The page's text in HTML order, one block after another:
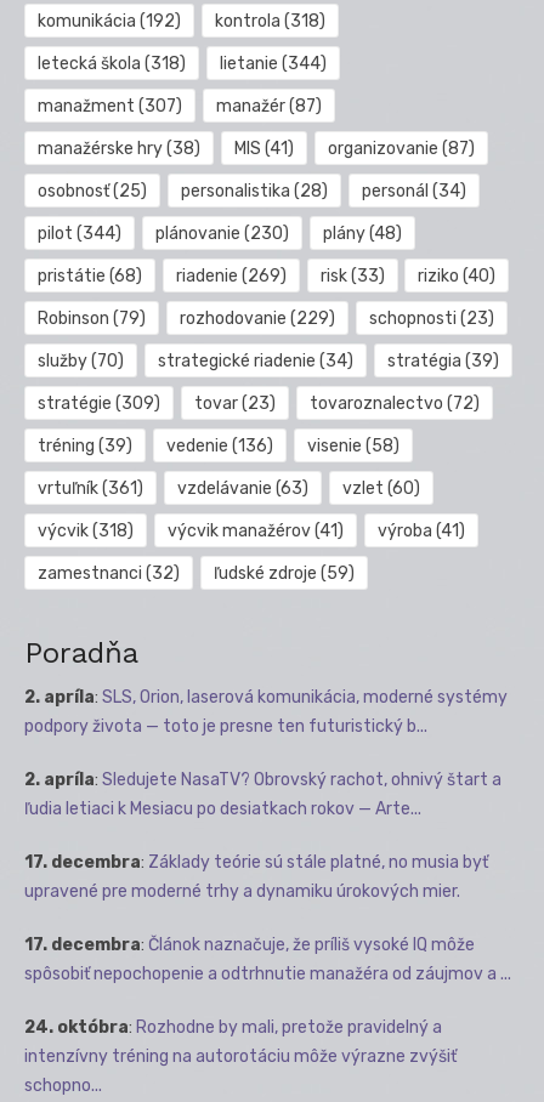
komunikácia (192) kontrola (318)
letecká škola (318) lietanie (344)
manažment (307) manažér(87)
manažérske hry(38) MIS (41) organizovanie (87)
osobnosť(25) personalistika (28) personál (34)
pilot (344) plánovanie (230) plány(48)
pristátie (68) riadenie (269) risk(33) riziko (40)
Robinson (79) rozhodovanie (229) schopnosti (23)
služby(70) strategické riadenie (34) stratégia (39)
stratégie (309) tovar(23) tovaroznalectvo (72)
tréning (39) vedenie (136) visenie (58)
vrtuľník(361) vzdelávanie (63) vzlet (60)
výcvik(318) výcvik manažérov(41) výroba (41)
zamestnanci (32) ľudské zdroje (59)
Poradňa
2. apríla: SLS, Orion, laserová komunikácia, moderné systémy
podpory života — toto je presne ten futuristický b...
2. apríla: Sledujete NasaTV? Obrovský rachot, ohnivý štart a
ľudia letiaci k Mesiacu po desiatkach rokov — Arte...
17. decembra: Základy teórie sú stále platné, no musia byť
upravené pre moderné trhy a dynamiku úrokových mier.
17. decembra: Článok naznačuje, že príliš vysoké IQ môže
spôsobiť nepochopenie a odtrhnutie manažéra od záujmov a ...
24. októbra: Rozhodne by mali, pretože pravidelný a
intenzívny tréning na autorotáciu môže výrazne zvýšiť
schopno...